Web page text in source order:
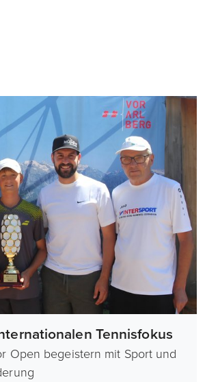
Tennisfokus
Open begeistern mit Sport und